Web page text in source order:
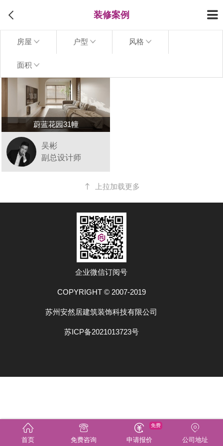
装修案例
房屋 户型 风格
面积
蔚蓝花园31幢
吴彬
副总设计师
上拉加载更多
企业微信订阅号
COPYRIGHT © 2007-2019
苏州安然居建筑装饰科技有限公司
苏ICP备2021013723号
首页 免费咨询 申请报价
免费
公司地址